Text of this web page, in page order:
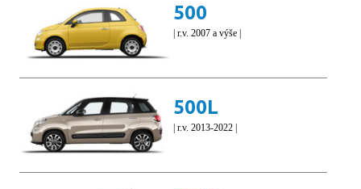
500
| r.v. 2007 a výše |
500L
| r.v. 2013-2022 |